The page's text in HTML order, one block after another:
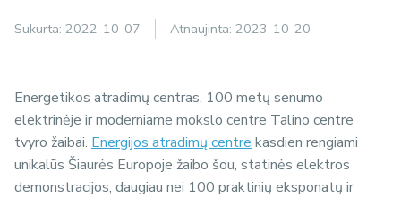
Sukurta: 2022-10-07 Atnaujinta: 2023-10-20
Energetikos atradimų centras. 100 metų senumo
elektrinėje ir moderniame mokslo centre Talino centre
tvyro žaibai. Energijos atradimų centre kasdien rengiami
unikalūs Šiaurės Europoje žaibo šou, statinės elektros
demonstracijos, daugiau nei 100 praktinių eksponatų ir